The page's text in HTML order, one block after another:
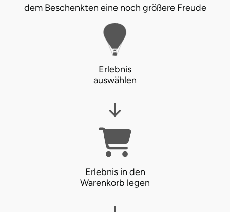
dem Beschenkten eine noch größere Freude
Erlebnis
auswählen
Erlebnis in den
Warenkorb legen